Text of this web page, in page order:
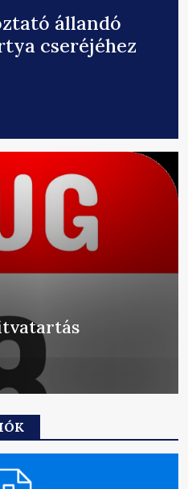
állandó
cseréjéhez